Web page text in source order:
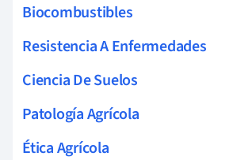
Biocombustibles
Resistencia A Enfermedades
Ciencia De Suelos
Patología Agrícola
Ética Agrícola